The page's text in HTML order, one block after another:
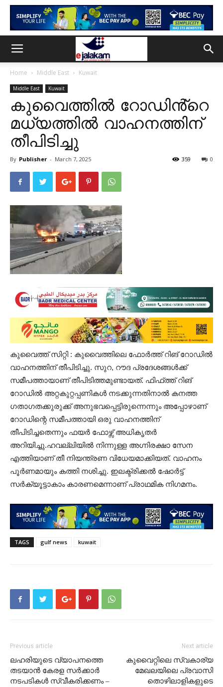
Home Middle East Kuwait
Middle East Kuwait
കുവൈത്തിൽ ​റോഡിൻ്റെ
മധ്യത്തിൽ വാഹനത്തിന്
തീപിടിച്ചു
By Publisher - March 7, 2025 0
359
കുവൈത്ത് സിറ്റി : കുവൈത്തിലെ ഫോർത്ത് റിങ് റോഡിൽ
വാഹനത്തിന് തീപിടിച്ചു. സുറ, റൗദ പ്രദേശങ്ങൾക്ക്
സമീപത്തായാണ് തീപിടിത്തമുണ്ടായത്. ഫിഫ്ത്ത് റിങ്
റോഡിൽ അറ്റകുറ്റപ്പണികൾ നടക്കുന്നതിനാൽ കനത്ത ​
ഗതാ​ഗതക്കുരുക്ക് അനുഭവപ്പെട്ടിരുന്നെന്നും അപ്പോഴാണ്
റോഡിന്റെ സമീപത്തായി ഒരു വാഹനത്തിന്
തീപിടിച്ചതെന്നും ഫയർ ഫോഴ്സ് അധികൃതർ
അറിയിച്ചു.ഹവല്ലിയിൽ നിന്നുള്ള അ​ഗ്നിരക്ഷാ സേന
എത്തിയാണ് തീ നിയന്ത്രണ വിധേയമാക്കിയത്. വാഹനം
പൂർണമായും കത്തി നശിച്ചു. ഇലക്ട്രിക്കൽ ഷോർട്ട്
സർക്യൂട്ടാകാം കാരണമെന്നാണ് പ്രാഥമിക നി​ഗമനം.
TAGS gulf news kuwait
Previous article
ലഹരിയുടെ വ്യാപനത്തെ
തടയാൻ കേരള സർക്കാർ
നടപടികൾ സ്വീകരിക്കണം –
Next article
കുവൈറ്റിലെ സ്വകാര്യ
മേഖലയിലെ പ്രവാസി
തൊഴിലാളികളുടെ